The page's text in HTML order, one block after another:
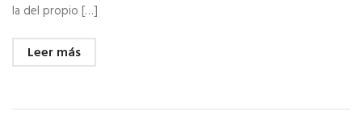
la del propio […]
Leer más